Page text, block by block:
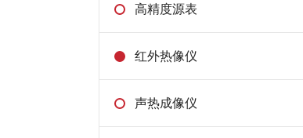
高精度源表
红外热像仪
声热成像仪